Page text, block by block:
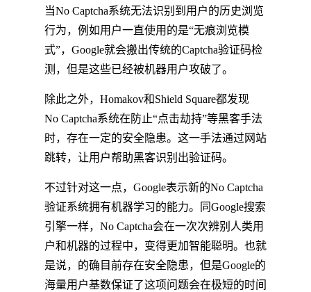
当No Captcha系统无法识别到用户的历史浏览
行为，例如用户一直使用的是“无痕浏览模
式”，Google就会搬出传统的Captcha验证码检
测，但是这些已经被机器用户攻破了。
除此之外，Homakov和Shield Square都发现
No Captcha系统在防止“点击劫持”等黑客手法
时，存在一定的安全隐患。这一手法通过网站
跳转，让用户帮助黑客识别出验证码。
不过针对这一点，Google表示新的No Captcha
验证系统拥有机器学习的能力。同Google搜索
引擎一样，No Captcha会在一次次辨别人类用
户和机器的过程中，变得更加智能聪明。也就
是说，的确目前存在安全隐患，但是Google的
海量用户基数保证了这项问题会在极短的时间